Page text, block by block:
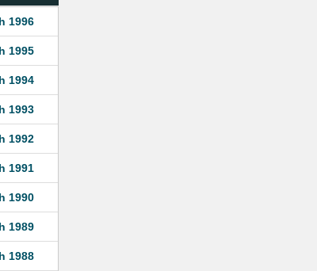
1996
1995
1994
1993
1992
1991
1990
1989
1988